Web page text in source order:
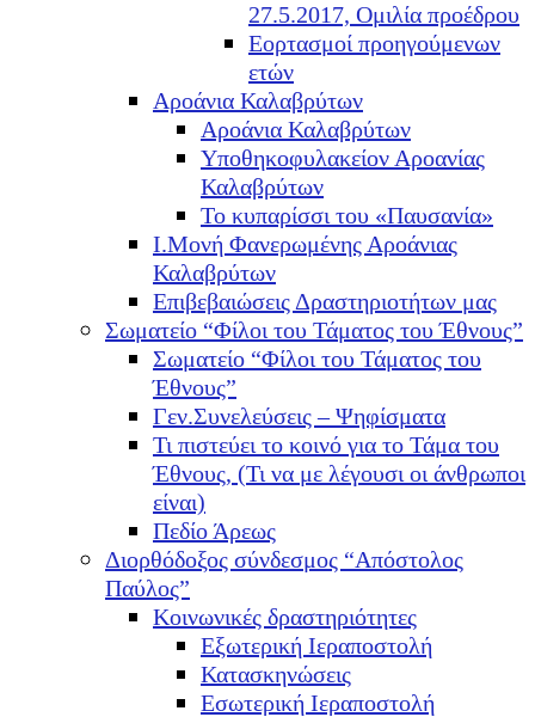
27.5.2017, Ομιλία προέδρου
Εορτασμοί προηγούμενων
ετών
Αροάνια Καλαβρύτων
Αροάνια Καλαβρύτων
Υποθηκοφυλακείον Αροανίας
Καλαβρύτων
Το κυπαρίσσι του «Παυσανία»
Ι.Μονή Φανερωμένης Αροάνιας
Καλαβρύτων
Επιβεβαιώσεις Δραστηριοτήτων μας
Σωματείο “Φίλοι του Τάματος του Έθνους”
Σωματείο “Φίλοι του Τάματος του
Έθνους”
Γεν.Συνελεύσεις – Ψηφίσματα
Τι πιστεύει το κοινό για το Τάμα του
Έθνους, (Τι να με λέγουσι οι άνθρωποι
είναι)
Πεδίο Άρεως
Διορθόδοξος σύνδεσμος “Απόστολος
Παύλος”
Κοινωνικές δραστηριότητες
Εξωτερική Ιεραποστολή
Κατασκηνώσεις
Εσωτερική Ιεραποστολή